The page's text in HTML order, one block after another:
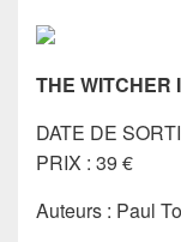
THE WITCHER
DATE DE
PRIX : 39 €
Auteurs : Paul